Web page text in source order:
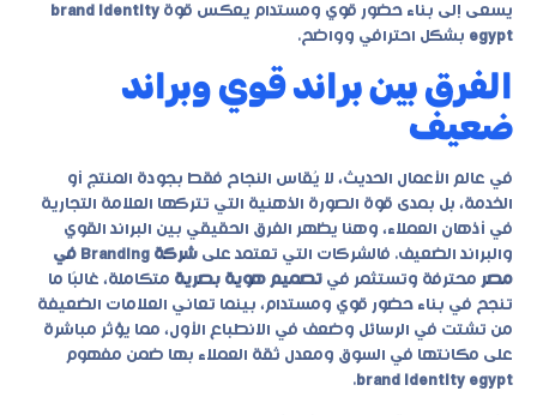
يسعى إلى بناء حضور قوي ومستدام يعكس قوة brand identity
egypt بشكل احترافي وواضح.
الفرق بين براند قوي وبراند
ضعيف
في عالم الأعمال الحديث، لا يُقاس النجاح فقط بجودة المنتج أو
الخدمة، بل بمدى قوة الصورة الذهنية التي تتركها العلامة التجارية
في أذهان العملاء، وهنا يظهر الفرق الحقيقي بين البراند القوي
والبراند الضعيف. فالشركات التي تعتمد على
شركة Branding في
مصر محترفة وتستثمر في تصميم هوية بصرية متكاملة، غالبًا ما
تنجح في بناء حضور قوي ومستدام، بينما تعاني العلامات الضعيفة
من تشتت في الرسائل وضعف في الانطباع الأول، مما يؤثر مباشرة
على مكانتها في السوق ومعدل ثقة العملاء بها ضمن مفهوم
brand identity egypt
.